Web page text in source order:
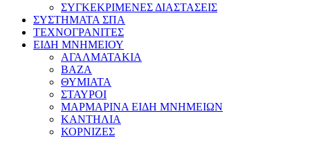
ΣΥΓΚΕΚΡΙΜΕΝΕΣ ΔΙΑΣΤΑΣΕΙΣ
ΣΥΣΤΗΜΑΤΑ ΣΠΑ
ΤΕΧΝΟΓΡΑΝΙΤΕΣ
ΕΙΔΗ ΜΝΗΜΕΙΟΥ
ΑΓΑΛΜΑΤΑΚΙΑ
ΒΑΖΑ
ΘΥΜΙΑΤΑ
ΣΤΑΥΡΟΙ
ΜΑΡΜΑΡΙΝΑ ΕΙΔΗ ΜΝΗΜΕΙΩΝ
ΚΑΝΤΗΛΙΑ
ΚΟΡΝΙΖΕΣ